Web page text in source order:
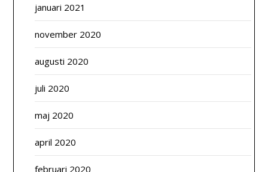
januari 2021
november 2020
augusti 2020
juli 2020
maj 2020
april 2020
februari 2020